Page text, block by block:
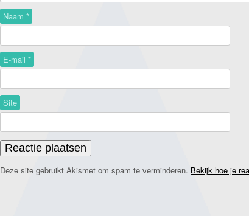
Naam *
E-mail *
Site
Deze site gebruikt Akismet om spam te verminderen. Bekijk hoe je